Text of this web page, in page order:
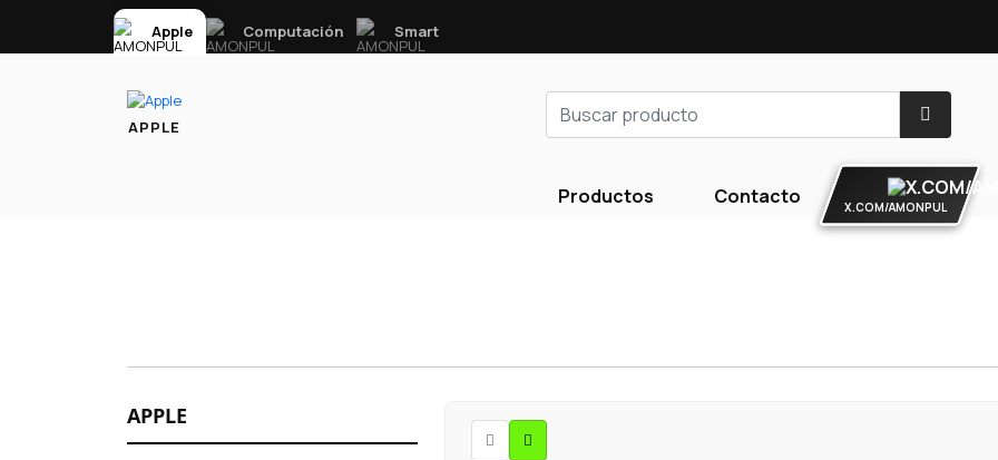
Apple Computación Smart
APPLE
Productos Contacto X.COM/AMONPUL
APPLE